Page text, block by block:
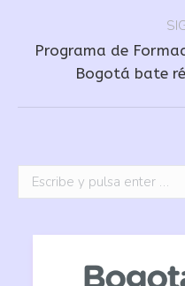
Programa de
Bogotá bate
Buscar: